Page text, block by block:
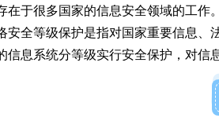
在于很多国家的信息安全领域的工作
安全等级保护是指对国家重要信息
信息系统分等级实行安全保护，对